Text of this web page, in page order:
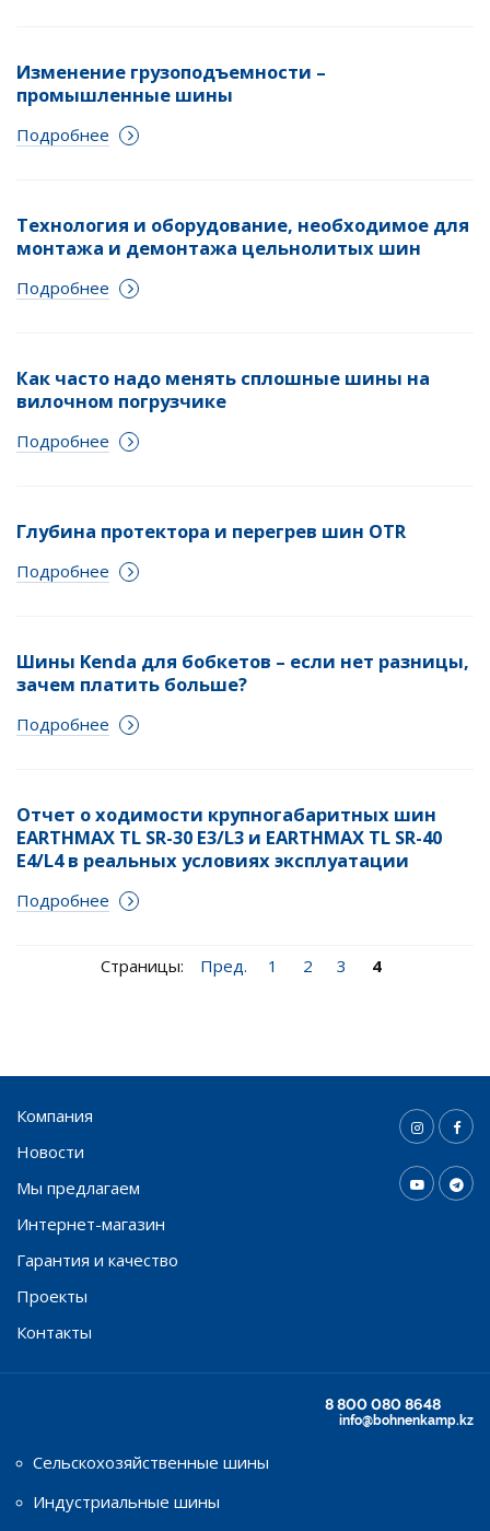
Изменение грузоподъемности –
промышленные шины
Подробнее
Технология и оборудование, необходимое для
монтажа и демонтажа цельнолитых шин
Подробнее
Как часто надо менять сплошные шины на
вилочном погрузчике
Подробнее
Глубина протектора и перегрев шин OTR
Подробнее
Шины Kenda для бобкетов – если нет разницы,
зачем платить больше?
Подробнее
Отчет о ходимости крупногабаритных шин
EARTHMAX TL SR-30 E3/L3 и EARTHMAX TL SR-40
E4/L4 в реальных условиях эксплуатации
Подробнее
Страницы: Пред. 1 2 3 4
Компания
Новости
Мы предлагаем
Интернет-магазин
Гарантия и качество
Проекты
Контакты
8 800 080 8648
info@bohnenkamp.kz
Сельскохозяйственные шины
Индустриальные шины